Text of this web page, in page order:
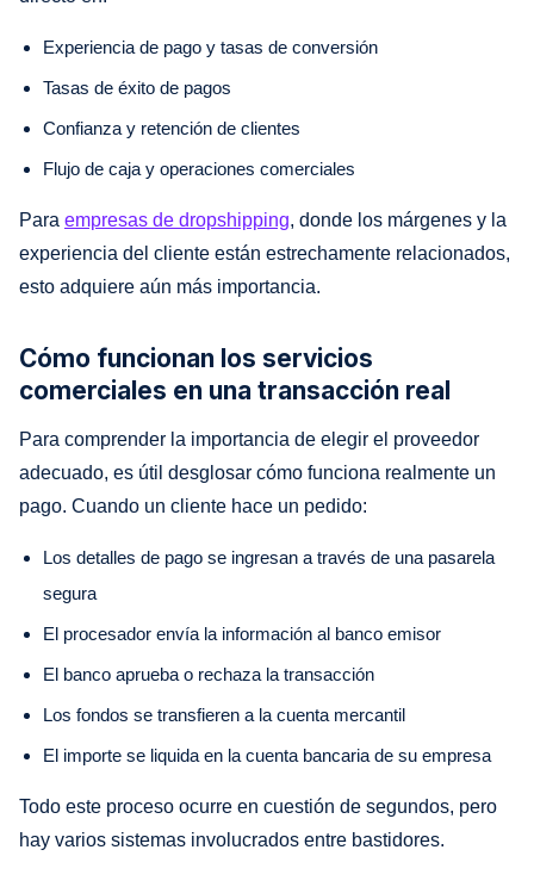
Experiencia de pago y tasas de conversión
Tasas de éxito de pagos
Confianza y retención de clientes
Flujo de caja y operaciones comerciales
Para empresas de dropshipping, donde los márgenes y la
experiencia del cliente están estrechamente relacionados,
esto adquiere aún más importancia.
Cómo funcionan los servicios
comerciales en una transacción real
Para comprender la importancia de elegir el proveedor
adecuado, es útil desglosar cómo funciona realmente un
pago. Cuando un cliente hace un pedido:
Los detalles de pago se ingresan a través de una pasarela
segura
El procesador envía la información al banco emisor
El banco aprueba o rechaza la transacción
Los fondos se transfieren a la cuenta mercantil
El importe se liquida en la cuenta bancaria de su empresa
Todo este proceso ocurre en cuestión de segundos, pero
hay varios sistemas involucrados entre bastidores.